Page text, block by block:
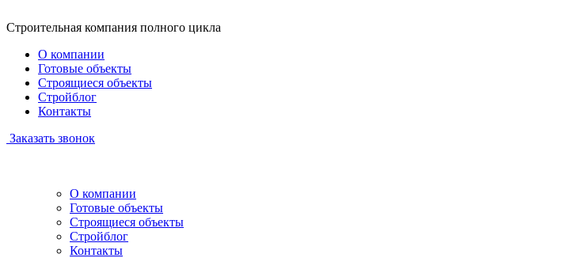
Строительная компания полного цикла
О компании
Готовые объекты
Строящиеся объекты
Стройблог
Контакты
Заказать звонок
О компании
Готовые объекты
Строящиеся объекты
Стройблог
Контакты